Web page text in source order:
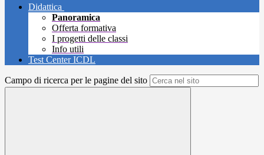
Didattica
Panoramica
Offerta formativa
I progetti delle classi
Info utili
Test Center ICDL
Campo di ricerca per le pagine del sito